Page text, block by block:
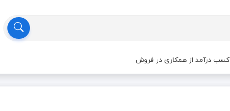
کسب درآمد از همکاری در فروش